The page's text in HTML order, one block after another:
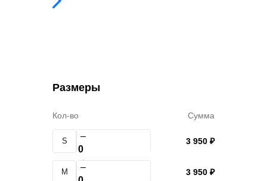
Размеры
Кол-во Сумма
S –
+
3 950 ₽
M – 3 950 ₽